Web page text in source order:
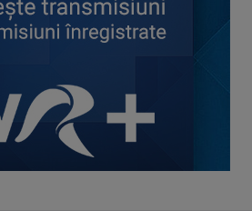
la TVR Cultural: „Contemporan